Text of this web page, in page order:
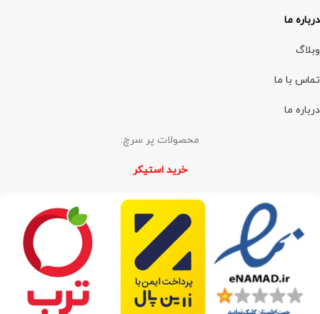
درباره ما
وبلاگ
تماس با ما
درباره ما
محصولات پر سرچ:
خرید استیکر